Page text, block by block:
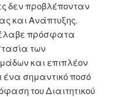
δεν προβλέπονταν
και Ανάπτυξης.
έλαβε πρόσφατα
των
και επιπλέον
σημαντικό ποσό
του Διαιτητικού